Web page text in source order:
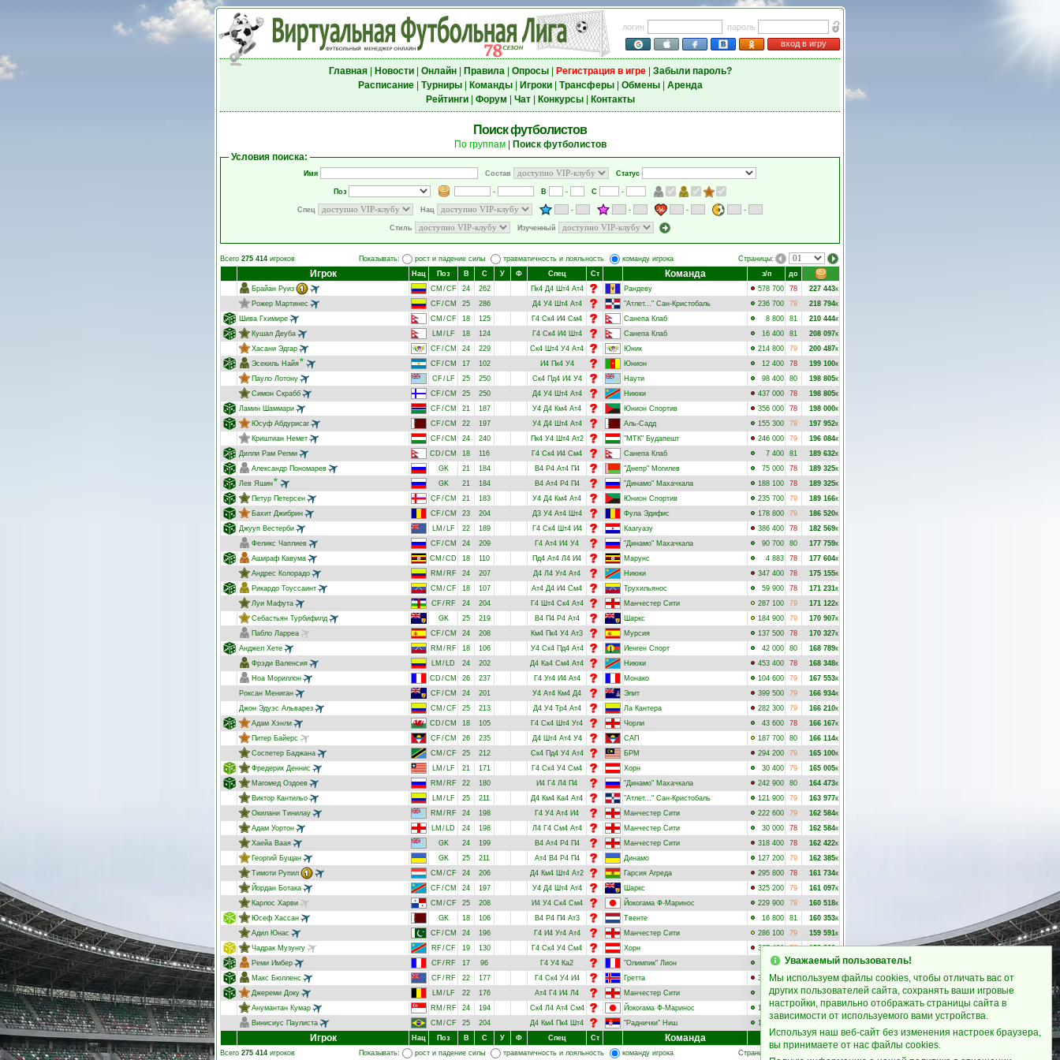
логин
пароль
вход в игру
Главная| Новости| Онлайн| Правила| Опросы| Регистрация в игре| Забыли пароль?
Расписание| Турниры| Команды| Игроки| Трансферы| Обмены| Аренда
Рейтинги| Форум Чат| Конкурсы| Контакты
Поиск футболистов
По группам|
Поиск футболистов
Условия поиска:
Имя Состав Статус
Поз - В - С -
Спец Нац - - - -
Стиль Изученный
Всего 275 414 игроков Показывать: рост и падение силы травматичность и лояльность команду игрока Страницы:
Игрок Нац Поз В С У Ф Спец Ст Команда з/п
до
Брайан Руиз
CM /CF 24 262 Пк4 Д4 Шт4 Ат4 Рандеву 578 700 78 227 443к
Рожер Мартинес
CF /CM 25 286 Д4 У4 Шт4 Ат4 "Атлет..." Сан-Кристобаль 236 700 79 218 794к
Шива Гхимире
CM /CF 18 125 Г4 Ск4 И4 См4 Санепа Клаб 8 800 81 210 444к
Кушал Деуба
LM / LF 18 124 Г4 Ск4 И4 Шт4 Санепа Клаб 16 400 81 208 097к
Хасани Эдгар
CF/CM 24 229 Ск4 Шт4 У4 Ат4 Юник 214 800 79 200 487к
Эсекиль Найя
CF /CM 17 102 И4 Пк4 У4 Юнион 12 400 78 199 100к
Пауло Лотону
CF/ LF 25 250 Ск4 Пд4 И4 У4 Наути 98 400 80 198 805к
Симон Скрабб
CF /CM 25 250 Д4 У4 Шт4 Ат4 Ниюки 437 000 78 198 805к
Ламин Шаммари
CF/CM 21 187 У4 Д4 Км4 Ат4 Юнион Спортив 356 000 78 198 000к
Юсуф Абдурисаг
CF /CM 22 197 У4 Д4 Шт4 Ат4 Аль-Садд 155 300 79 197 952к
Криштиан Немет
CF/CM 24 240 Пк4 У4 Шт4 Ат2 "МТК" Будапешт 246 000 79 196 084к
Дилли Рам Регми
CD /CM 18 116 Г4 Ск4 И4 См4 Санепа Клаб 7 400 81 189 632к
Александр Пономарев
GK 21 184 В4 Р4 Ат4 П4 "Днепр" Могилев 75 000 78 189 325к
Лев Яшин
GK 21 184 В4 Ат4 Р4 П4 "Динамо" Махачкала 188 100 78 189 325к
Петур Петерсен
CF/CM 21 183 У4 Д4 Км4 Ат4 Юнион Спортив 235 700 79 189 166к
Бахит Джибрин
CF /CM 23 204 Д3 У4 Ат4 Шт4 Фула Эдифис 178 800 79 186 520к
Джууп Вестерби
LM / LF 22 189 Г4 Ск4 Шт4 И4 Каагуазу 386 400 78 182 569к
Феликс Чаплиев
CF /CM 24 209 Г4 Ат4 И4 У4 "Динамо" Махачкала 90 700 80 177 759к
Ашираф Кавума
CM /CD 18 110 Пд4 Ат4 Л4 И4 Марунс 4 883 78 177 604к
Андрес Колорадо
RM / RF 24 207 Д4 Л4 Уг4 Ат4 Ниюки 347 400 78 175 155к
Рикардо Тоуссаинт
CM /CF 18 107 Ат4 Д4 И4 См4 Трухильянос 59 900 78 171 231к
Луи Мафута
CF / RF 24 204 Г4 Шт4 Ск4 Ат4 Манчестер Сити 287 100 79 171 122к
Себастьян Турбифилд
GK 25 219 В4 П4 Р4 Ат4 Шаркс 184 900 79 170 907к
Пабло Ларреа
CF /CM 24 208 Км4 Пк4 У4 Ат3 Мурсия 137 500 78 170 327к
Анджел Хете
RM / RF 18 106 У4 Ск4 Пд4 Ат4 Иенген Спорт 42 000 80 168 789к
Фрэди Валенсия
LM / LD 24 202 Д4 Ка4 См4 Ат4 Ниюки 453 400 78 168 348к
Ноа Мориллон
CD /CM 26 237 Г4 Уг4 И4 Ат4 Монако 104 600 79 167 553к
Роксан Мениган
CF /CM 24 201 У4 Ат4 Км4 Д4 Элит 399 500 79 166 934к
Джон Эдуэс Альварез
CM /CF 25 213 Д4 У4 Тр4 Ат4 Ла Кантера 282 300 79 166 210к
Адам Хэнли
CD /CM 18 105 Г4 Ск4 Шт4 Уг4 Чорли 43 600 78 166 167к
Питер Байерс
CF/CM 26 235 Д4 Шт4 Ат4 У4 САП 187 700 80 166 114к
Соспетер Баджана
CM /CF 25 212 Ск4 Пд4 У4 Ат4 БРМ 294 200 79 165 100к
Фредерик Деннис
LM / LF 21 171 Г4 Ск4 У4 См4 Хорн 30 400 79 165 005к
Магомед Оздоев
RM / RF 22 180 И4 Г4 Л4 П4 "Динамо" Махачкала 242 900 80 164 473к
Виктор Кантильо
LM / LF 25 211 Д4 Км4 Ка4 Ат4 "Атлет..." Сан-Кристобаль 121 900 79 163 977к
Окилани Тинилау
RM / RF 24 198 Г4 У4 Ат4 И4 Манчестер Сити 222 600 79 162 584к
Адам Уортон
LM / LD 24 198 Л4 Г4 См4 Ат4 Манчестер Сити 30 000 78 162 584к
Хаейа Ваая
GK 24 199 В4 Ат4 Р4 П4 Манчестер Сити 318 400 78 162 422к
Георгий Бущан
GK 25 211 Ат4 В4 Р4 П4 Динамо 127 200 79 162 385к
Тимоти Рупил
CM /CF 24 206 Д4 Км4 Шт4 Ат2 Гарсия Агреда 295 800 78 161 734к
Йордан Ботака
CF/CM 24 197 У4 Д4 Шт4 Ат4 Шаркс 325 200 79 161 097к
Карлос Харви
CM /CF 25 208 И4 У4 Ск4 См4 Йокогама Ф-Маринос 229 900 79 160 518к
Юсеф Хассан
GK 18 106 В4 Р4 П4 Ат3 Твенте 16 800 81 160 353к
Адил Юнас
CF /CM 24 196 Г4 И4 Уг4 Ат4 Манчестер Сити 286 100 79 159 591к
Чадрак Музунгу
RF/CF 19 130 Г4 Ск4 У4 См4 Хорн 367 400 79 158 860к
Реми Имбер
CF / RF 17 96 Г4 У4 Ка2 "Олимпик" Лион 9 142 78 158 832к
Макс Бюлленс
CF/ RF 22 177 Г4 Ск4 У4 И4 Гретта 331 200 78 158 756к
Джереми Доку
LM / LF 22 176 Ат4 Г4 И4 Л4 Манчестер Сити 68 888 78 156 897к
Анумантан Кумар
RM / RF 24 194 Ск4 Л4 Ат4 См4 Йокогама Ф-Маринос 167 400 79 156 521к
Винисиус Паулиста
CM /CF 25 204 Д4 Км4 Пк4 Шт4 "Раднички" Ниш 197 200
Игрок Нац Поз В С У Ф Спец Ст Команда з/п
до
Всего 275 414 игроков Показывать: рост и падение силы травматичность и лояльность команду игрока Страницы:
Уважаемый пользователь!
Мы используем файлы cookies, чтобы отличать вас от
других пользователей сайта, сохранять ваши игровые
настройки, правильно отображать страницы сайта в
зависимости от используемого вами устройства.
Используя наш веб-сайт без изменения настроек браузера,
вы принимаете от нас файлы cookies.